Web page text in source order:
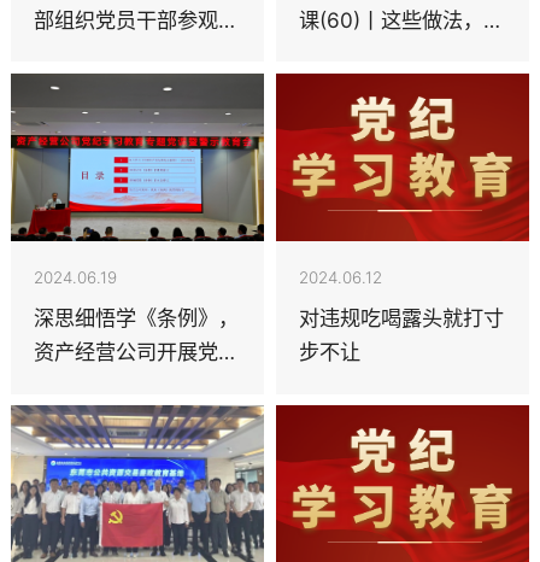
部组织党员干部参观廉
课(60)丨这些做法，属
2024.06.19
深思细悟学《条例》，
资产经营公司开展党纪
示教育会
2024.06.12
对违规吃喝露头就打寸
步不让